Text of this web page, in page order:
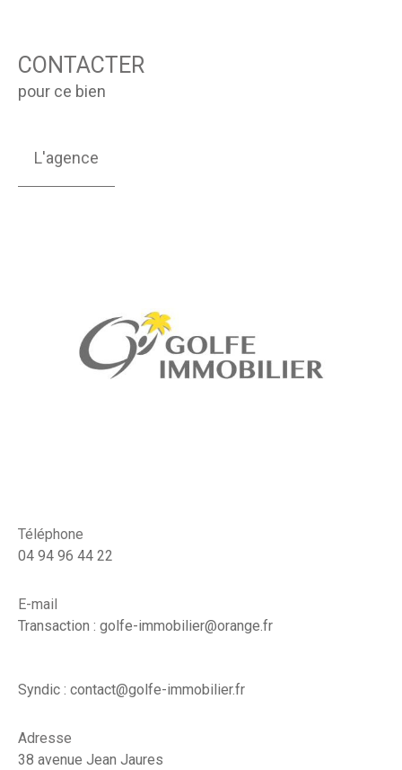
CONTACTER
pour ce bien
L'agence
Téléphone
04 94 96 44 22
E-mail
Transaction : golfe-immobilier@orange.fr
Syndic : contact@golfe-immobilier.fr
Adresse
38 avenue Jean Jaures